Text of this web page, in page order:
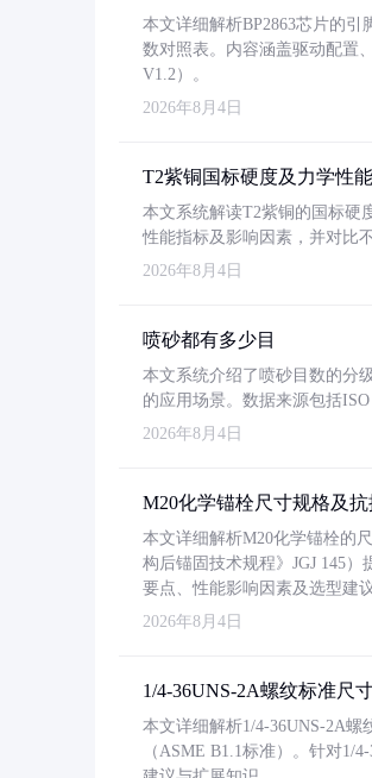
本文详细解析BP2863芯片的
数对照表。内容涵盖驱动配置
V1.2）。
2026年8月4日
T2紫铜国标硬度及力学性
本文系统解读T2紫铜的国标硬
性能指标及影响因素，并对比
2026年8月4日
喷砂都有多少目
本文系统介绍了喷砂目数的分
的应用场景。数据来源包括
2026年8月4日
M20化学锚栓尺寸规格及
本文详细解析M20化学锚栓的
构后锚固技术规程》JGJ 145
要点、性能影响因素及选型建
2026年8月4日
1/4-36UNS-2A螺纹标准尺
本文详细解析1/4-36UNS-2A
（ASME B1.1标准）。针对1/